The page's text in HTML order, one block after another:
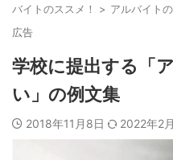
バイトのススメ！ > アルバイト
広告
学校に提出する「
い」の例文集
2018年11月8日 2022年2